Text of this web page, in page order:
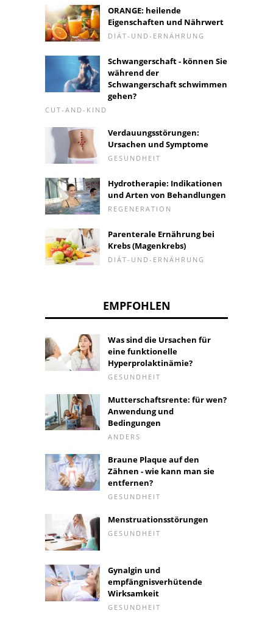
ORANGE: heilende
Eigenschaften und Nährwert
DIÄT-UND-ERNÄHRUNG
Schwangerschaft - können Sie
während der
Schwangerschaft schwimmen
gehen?
CUT-AND-KIND
Verdauungsstörungen:
Ursachen und Symptome
GESUNDHEIT
Hydrotherapie: Indikationen
und Arten von Behandlungen
REGENERATION
Parenterale Ernährung bei
Krebs (Magenkrebs)
DIÄT-UND-ERNÄHRUNG
EMPFOHLEN
Was sind die Ursachen für
eine funktionelle
Hyperprolaktinämie?
GESUNDHEIT
Mutterschaftsrente: für wen?
Anwendung und
Bedingungen
ANDERS
Braune Plaque auf den
Zähnen - wie kann man sie
entfernen?
GESUNDHEIT
Menstruationsstörungen
GESUNDHEIT
Gynalgin und
empfängnisverhütende
Wirksamkeit
GESUNDHEIT